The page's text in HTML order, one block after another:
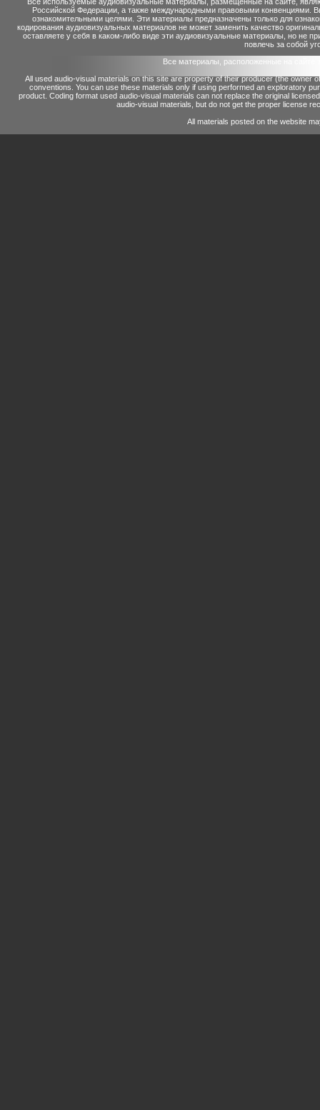
Российской Федерации, а также международными правовыми конвенциями.
ознакомительными целями. Эти материалы предназначены только для
кодирования аудиовизуальных материалов не может заменить качество
оставляете у себя в каком-либо виде эти аудиовизуальные материалы, но не
повлечь за собой
Все материалы, расположенные на сайте
All used audio-visual materials on this site are property of their producer (the owner
conventions. You can use these materials only if using performed an exploratory
product. Coding format used audio-visual materials can not replace the original
audio-visual materials, but do not get the proper license
All materials posted on the website